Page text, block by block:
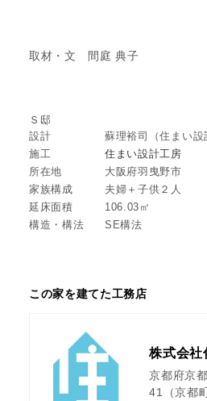
取材・文 間庭 典子
Ｓ邸
設計
蘇理裕司（住まい設
施工
住まい設計工房
所在地
大阪府羽曳野市
家族構成
夫婦＋子供２人
延床面積
106.03㎡
構造・構法
SE構法
この家を建てた工務店
株式会社
京都府京
41（京都